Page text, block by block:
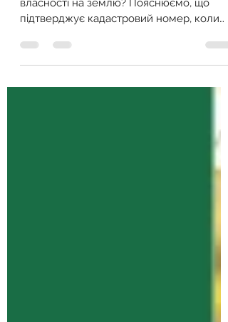
Чи гарантує кадастровий номер право
власності на землю? Пояснюємо, що
підтверджує кадастровий номер, коли